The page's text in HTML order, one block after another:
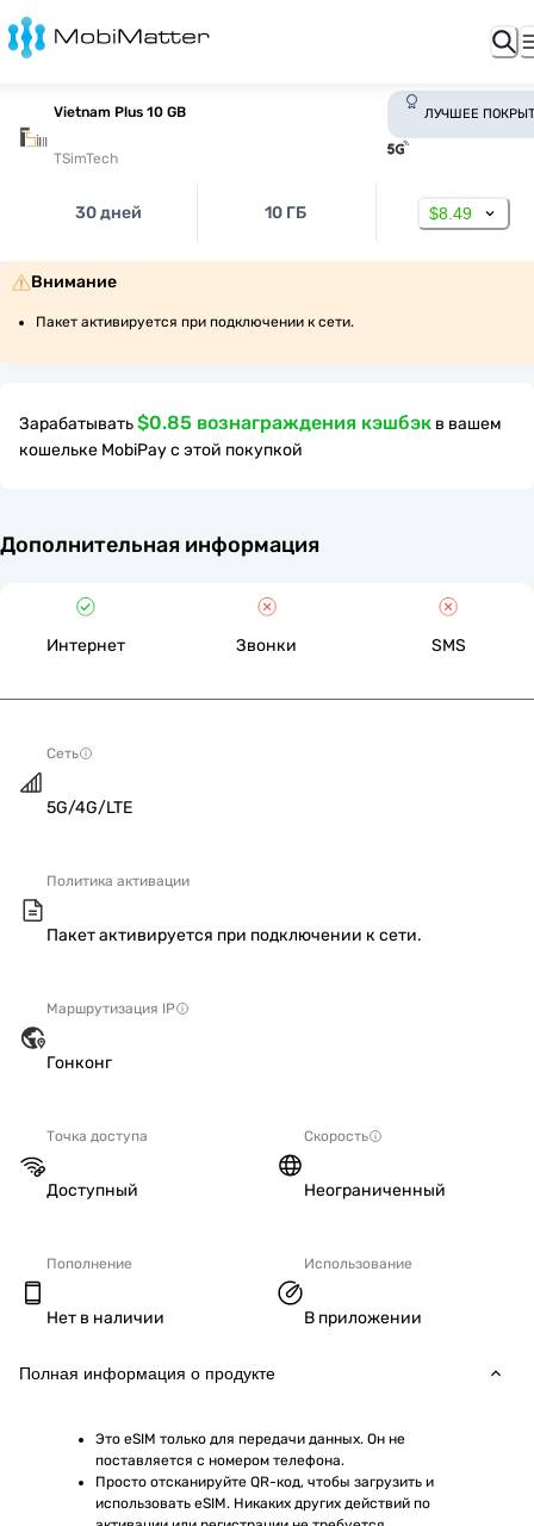
Vietnam Plus 10 GB
TSimTech
ЛУЧШЕЕ
30 дней 10 ГБ $8.49
Внимание
Пакет активируется при подключении к сети.
Зарабатывать$0.85 вознаграждения кэшбэк в вашем
кошельке MobiPay с этой покупкой
Дополнительная информация
Интернет Звонки SMS
Сеть
5G/4G/LTE
Политика активации
Пакет активируется при подключении к сети.
Маршрутизация IP
Гонконг
Точка доступа
Доступный
Скорость
Неограниченный
Пополнение
Нет в наличии
Использование
В приложении
Полная информация о продукте
Это eSIM только для передачи данных. Он не
поставляется с номером телефона.
Просто отсканируйте QR-код, чтобы загрузить и
использовать eSIM. Никаких других действий по